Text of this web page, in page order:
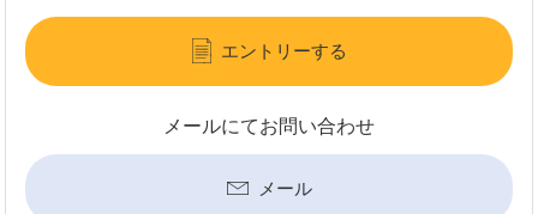
エントリーする
メールにてお問い合わせ
メール